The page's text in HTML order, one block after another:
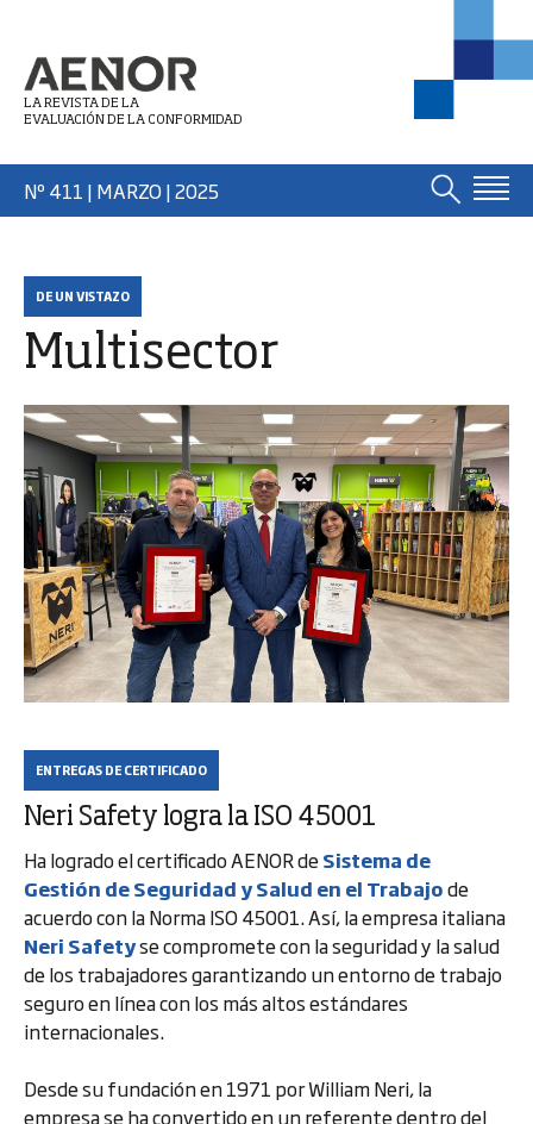
LA REVISTA DE LA
EVALUACIÓN DE LA CONFORMIDAD
Nº 411 | MARZO| 2025
DE UN VISTAZO
Multisector
ENTREGAS DE CERTIFICADO
Neri Safety logra la ISO 45001
Ha logrado el certificado AENOR deSistema de
Gestión de Seguridad y Salud en el Trabajode
acuerdo con la Norma ISO 45001. Así, la empresa italiana
Neri Safetyse compromete con la seguridad y la salud
de los trabajadores garantizando un entorno de trabajo
seguro en línea con los más altos estándares
internacionales.
Desde su fundación en 1971 por William Neri, la
empresa se ha convertido en un referente dentro del